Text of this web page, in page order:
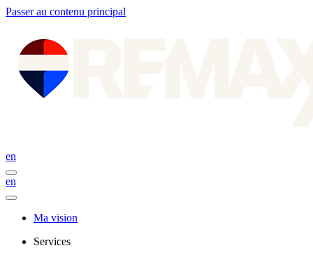
Passer au contenu principal
en
en
Ma vision
Services